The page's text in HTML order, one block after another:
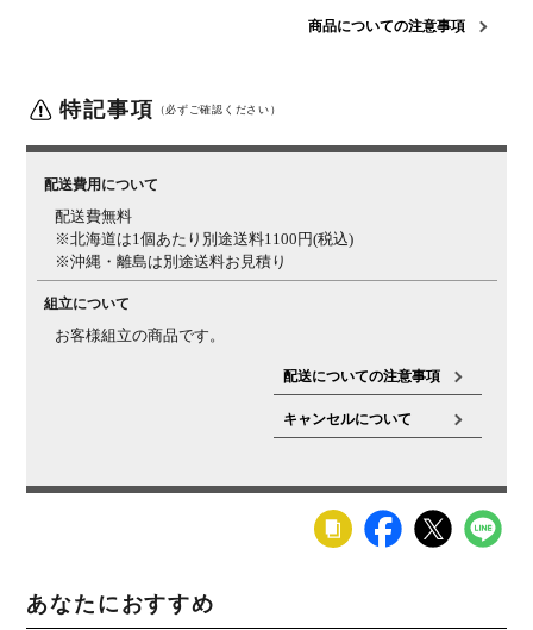
商品についての注意事項
特記事項 （必ずご確認ください）
配送費用について
配送費無料
※北海道は1個あたり別途送料1100円(税込)
※沖縄・離島は別途送料お見積り
組立について
お客様組立の商品です。
配送についての注意事項
キャンセルについて
あなたにおすすめ